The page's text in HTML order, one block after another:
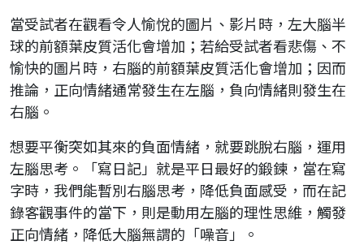
當受試者在觀看令人愉悅的圖片、影片時，左大腦半
球的前額葉皮質活化會增加；若給受試者看悲傷、不
愉快的圖片時，右腦的前額葉皮質活化會增加；因而
推論，正向情緒通常發生在左腦，負向情緒則發生在
右腦。
想要平衡突如其來的負面情緒，就要跳脫右腦，運用
左腦思考。「寫日記」就是平日最好的鍛鍊，當在寫
字時，我們能暫別右腦思考，降低負面感受，而在記
錄客觀事件的當下，則是動用左腦的理性思維，觸發
正向情緒，降低大腦無謂的「噪音」。